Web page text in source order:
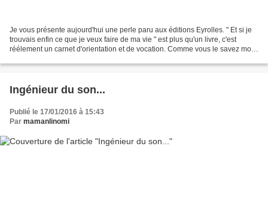
Je vous présente aujourd'hui une perle paru aux éditions Eyrolles. " Et si je
trouvais enfin ce que je veux faire de ma vie " est plus qu'un livre, c'est
réélement un carnet d'orientation et de vocation. Comme vous le savez mon
Ingénieur du son...
Publié le 17/01/2016 à 15:43
Par mamanlinomi